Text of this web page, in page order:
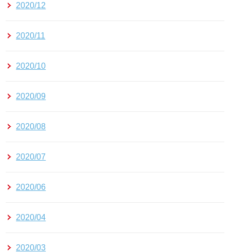
2020/12
2020/11
2020/10
2020/09
2020/08
2020/07
2020/06
2020/04
2020/03